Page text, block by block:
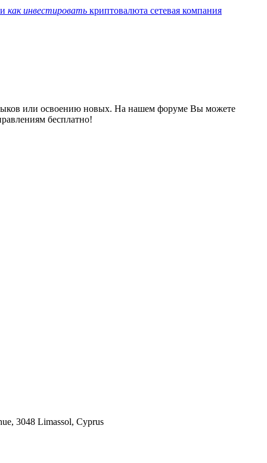
как инвестировать криптовалюта сетевая компания
или освоению новых. На нашем форуме Вы можете
бесплатно!
3048 Limassol, Cyprus